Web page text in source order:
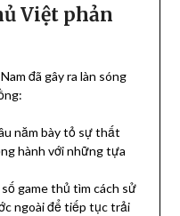
Việt phản
đã gây ra làn sóng
năm bày tỏ sự thất
hành với những tựa
game thủ tìm cách sử
ngoài để tiếp tục trải